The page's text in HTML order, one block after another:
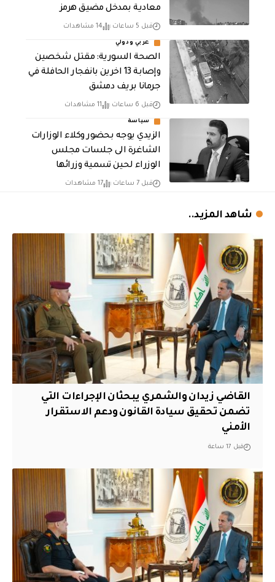
معادية بمدخل مضيق هرمز
قبل 5 ساعات 14 مشاهدات
عربي ودولي
الصحة السورية: مقتل شخصين
وإصابة 13 اخرين بانفجار الحافلة في
جرمانا بريف دمشق
قبل 6 ساعات 11 مشاهدات
سياسة
الزيدي يوجه بحضور وكلاء الوزارات
الشاغرة الى جلسات مجلس
الوزراء لحين تسمية وزرائها
قبل 7 ساعات 17 مشاهدات
شاهد المزيد..
القاضي زيدان والشمري يبحثان الإجراءات التي
تضمن تحقيق سيادة القانون ودعم الاستقرار
الأمني
قبل 17 ساعة